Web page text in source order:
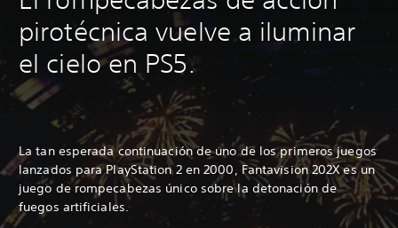
pirotécnica vuelve a iluminar
el cielo en PS5.
La tan esperada continuación de uno de los primeros juegos
lanzados para PlayStation 2 en 2000, Fantavision 202X es un
juego de rompecabezas único sobre la detonación de
fuegos artificiales.